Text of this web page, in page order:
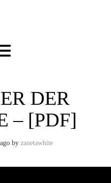
Toggle menu visibility.
DER
– [PDF]
by zanetawhite